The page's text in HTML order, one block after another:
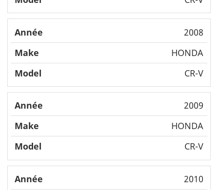
2008
HONDA
CR-V
2009
HONDA
CR-V
2010